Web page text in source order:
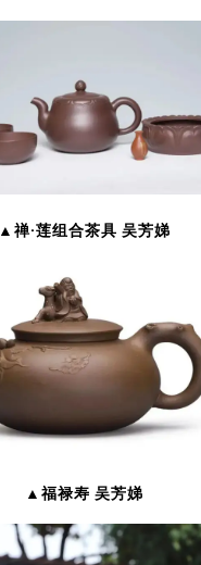
▲禅·莲组合茶具 吴芳娣
▲福禄寿 吴芳娣